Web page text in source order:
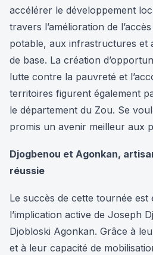
accélérer le développement
travers l’amélioration de
potable, aux infrastructures et
de base. La création
lutte contre la pauvreté et
territoires figurent également
le département du Zou. Se
promis un avenir meilleur aux
Djogbenou et Agonkan,
réussie
Le succès de cette tournée est
l’implication active de Joseph
Djobloski Agonkan. Grâce à
et à leur capacité de